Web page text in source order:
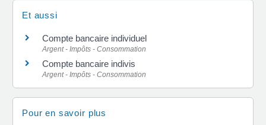
Et aussi
Compte bancaire individuel
Argent - Impôts - Consommation
Compte bancaire indivis
Argent - Impôts - Consommation
Pour en savoir plus